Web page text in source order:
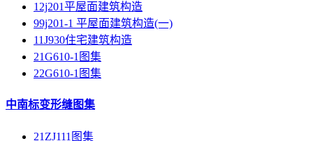
12j201平屋面建筑构造
99j201-1 平屋面建筑构造(一)
11J930住宅建筑构造
21G610-1图集
22G610-1图集
中南标变形缝图集
21ZJ111图集